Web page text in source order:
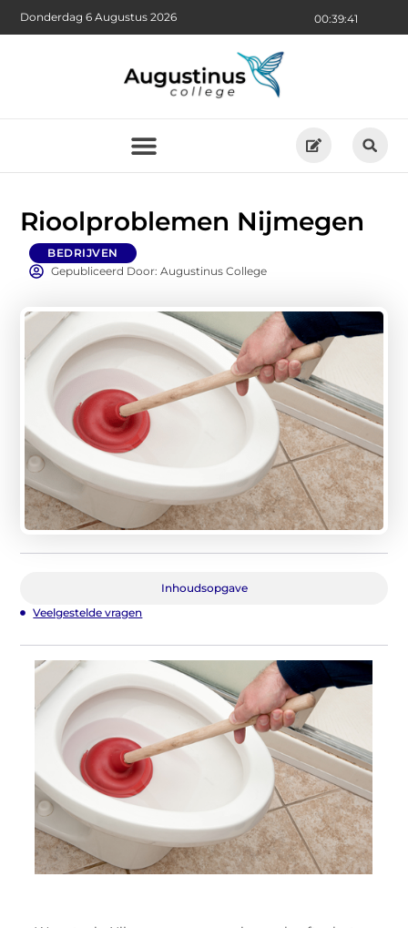
00:39:43
Donderdag 6 Augustus 2026
Rioolproblemen Nijmegen
BEDRIJVEN
Gepubliceerd Door: Augustinus College
Inhoudsopgave
Veelgestelde vragen